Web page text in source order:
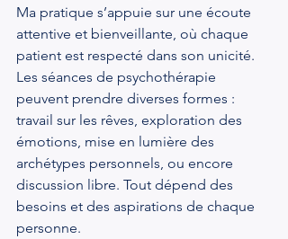
Ma pratique s’appuie sur une écoute
attentive et bienveillante, où chaque
patient est respecté dans son unicité.
Les séances de psychothérapie
peuvent prendre diverses formes :
travail sur les rêves, exploration des
émotions, mise en lumière des
archétypes personnels, ou encore
discussion libre. Tout dépend des
besoins et des aspirations de chaque
personne.